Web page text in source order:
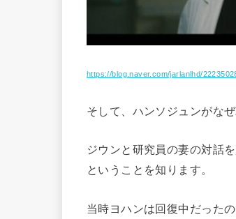
https://blog.naver.com/jarlanlhd/
そして、ハンソジュンがな
ジウンと研究員の妻の対話
ということを知ります。
当時ヨハンは回復中だった